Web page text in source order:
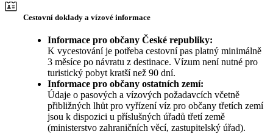
Cestovní doklady a vízové informace
Informace pro občany České republiky:
K vycestování je potřeba cestovní pas platný minimálně
3 měsíce po návratu z destinace. Vízum není nutné pro
turistický pobyt kratší než 90 dní.
Informace pro občany ostatních zemí:
Údaje o pasových a vízových požadavcích včetně
přibližných lhůt pro vyřízení víz pro občany třetích zemí
jsou k dispozici u příslušných úřadů třetí země
(ministerstvo zahraničních věcí, zastupitelský úřad).